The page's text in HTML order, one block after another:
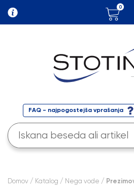
0
FAQ - najpogostejša vprašanja
Domov / Katalog / Nega vode /